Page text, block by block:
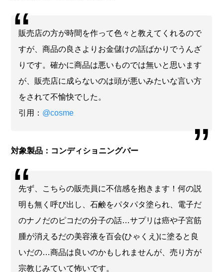
販売店の方が時間を作って色々と教えてくれるので
すが、商品の良さよりお金儲けの話ばかりでうんざ
りです。確かに商品は悪いものでは無いと思います
が、販売店に成らないのは頭が悪いみたいな言い方
をされて不愉快でした。
引用： @cosme
対象製品：コンディショニングバー
先ず、こちらの販売員に不信感を抱きます！何の説
明も無く呼び出し、石鹸をパタパタ塗られ、電子だ
のナノだのピコだの分子の話…サプリは癌や子宮筋
腫が消えるだの美容液を百会(ひゃくえ)に塗ると良
いだの…商品は良いのかもしれませんが、売り方が
宗教じみていて怖いです。